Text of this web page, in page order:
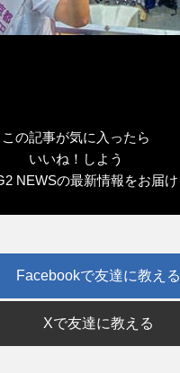
この記事が気に入ったら
いいね！しよう
NEWSの最新情報をお届け
Facebookで友達に教える
Xで友達に教える